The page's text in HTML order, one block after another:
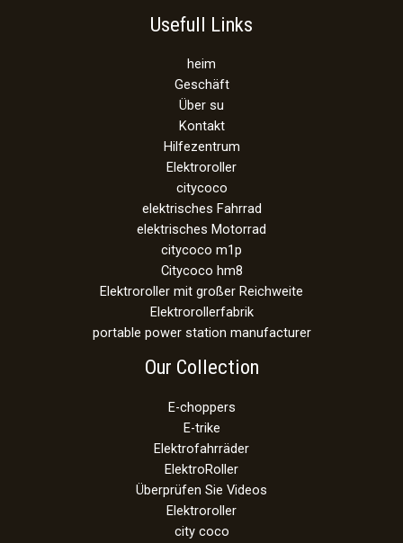
Usefull Links
heim
Geschäft
Über su
Kontakt
Hilfezentrum
Elektroroller
citycoco
elektrisches Fahrrad
elektrisches Motorrad
citycoco m1p
Citycoco hm8
Elektroroller mit großer Reichweite
Elektrorollerfabrik
portable power station manufacturer
Our Collection
E-choppers
E-trike
Elektrofahrräder
ElektroRoller
Überprüfen Sie Videos
Elektroroller
city coco